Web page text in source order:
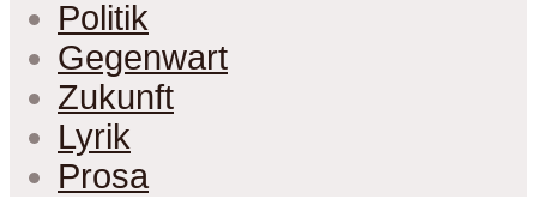
Politik
Gegenwart
Zukunft
Lyrik
Prosa